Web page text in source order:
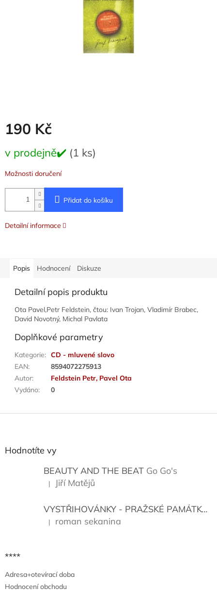
190 Kč
cena:
v prodejně✔️ (1 ks)
Možnosti doručení
Přidat do košíku
Detailní informace
Popis Hodnocení Diskuze
Detailní popis produktu
Ota Pavel,Petr Feldstein, čtou: Ivan Trojan, Vladimír Brabec,
David Novotný, Michal Pavlata
Doplňkové parametry
Kategorie: CD - mluvené slovo
EAN:
8594072275913
Autor:
Feldstein Petr, Pavel Ota
Vydáno: 0
Z
Hodnotíte vy
BEAUTY AND THE BEAT Go Go's
Hodnocení produktu je 5 z 5 hvězdiček.
| Jiří Matějů
VYSTŘIHOVÁNKY - PRAŽSKÉ PAMÁTKY
Hodnocení produktu je 5 z 5 hvězdiček.
| roman sekanina
****
Adresa+otevírací doba
Hodnocení obchodu